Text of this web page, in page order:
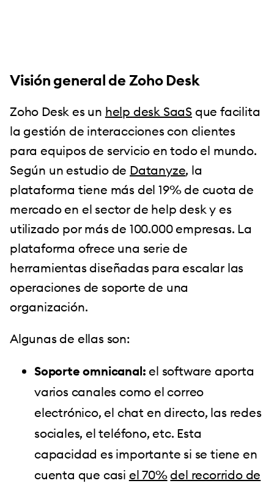
Visión general de Zoho Desk
Zoho Desk es un help desk SaaS que facilita
la gestión de interacciones con clientes
para equipos de servicio en todo el mundo.
Según un estudio de Datanyze, la
plataforma tiene más del 19% de cuota de
mercado en el sector de help desk y es
utilizado por más de 100.000 empresas. La
plataforma ofrece una serie de
herramientas diseñadas para escalar las
operaciones de soporte de una
organización.
Algunas de ellas son:
Soporte omnicanal:el software aporta
varios canales como el correo
electrónico, el chat en directo, las redes
sociales, el teléfono, etc. Esta
capacidad es importante si se tiene en
cuenta que casi el 70%del recorrido de